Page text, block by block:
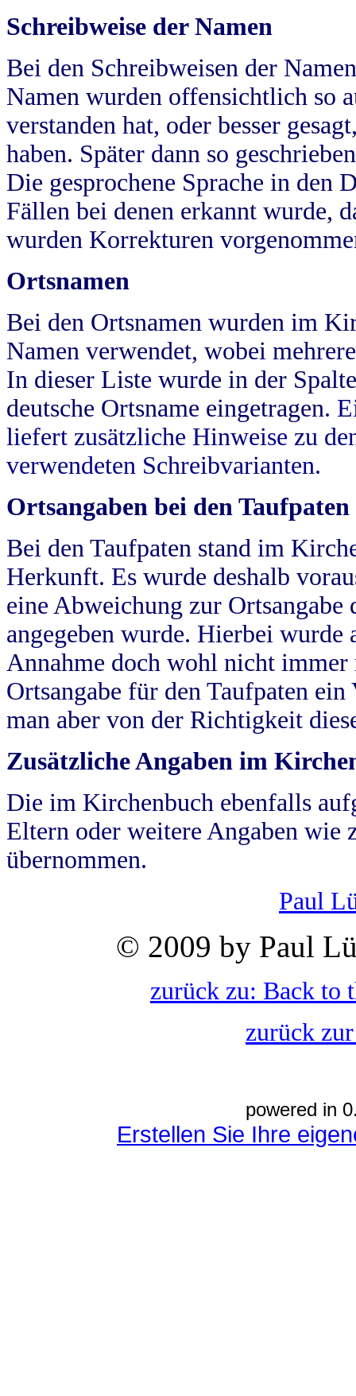
Schreibweise der Namen
Bei den Schreibweisen der
Namen wurden offensichtlich so
verstanden hat, oder besser
haben. Später dann so
Die gesprochene Sprache in
Fällen bei denen erkannt wurde,
wurden Korrekturen
Ortsnamen
Bei den Ortsnamen wurden im
Namen verwendet, wobei
In dieser Liste wurde in der
deutsche Ortsname eingetragen.
liefert zusätzliche Hinweise zu
verwendeten Schreibvarianten.
Ortsangaben bei den Taufpaten
Bei den Taufpaten stand im
Herkunft. Es wurde deshalb
eine Abweichung zur
angegeben wurde. Hierbei wurde
Annahme doch wohl nicht
Ortsangabe für den Taufpaten
man aber von der Richtigkeit
Zusätzliche Angaben im
Die im Kirchenbuch ebenfalls
Eltern oder weitere Angaben wie
übernommen.
Paul
© 2009 by Paul
zurück zu: Back to
zurück
powered in
Erstellen Sie Ihre